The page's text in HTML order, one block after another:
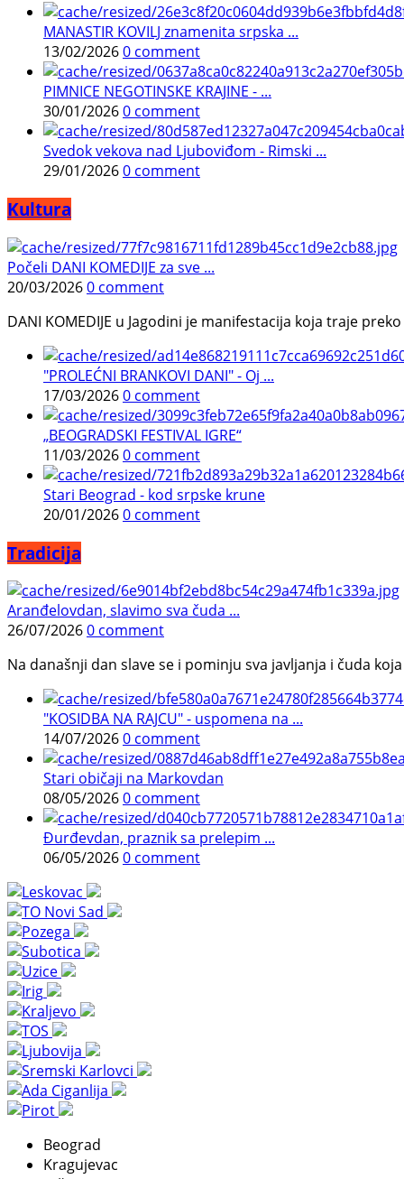
MANASTIR KOVILJ znamenita srpska ...
13/02/20260 comment
PIMNICE NEGOTINSKE KRAJINE - ...
30/01/20260 comment
Svedok vekova nad Ljuboviđom - Rimski ...
29/01/20260 comment
Kultura
Počeli DANI KOMEDIJE za sve ...
20/03/20260 comment
DANI KOMEDIJE u Jagodini je manifestacija koja traje
"PROLEĆNI BRANKOVI DANI" - Oj ...
17/03/20260 comment
„BEOGRADSKI FESTIVAL IGRE“
11/03/20260 comment
Stari Beograd - kod srpske krune
20/01/20260 comment
Tradicija
Aranđelovdan, slavimo sva čuda ...
26/07/20260 comment
Na današnji dan slave se i pominju sva javljanja i čuda
"KOSIDBA NA RAJCU" - uspomena na ...
14/07/20260 comment
Stari običaji na Markovdan
08/05/20260 comment
Đurđevdan, praznik sa prelepim ...
06/05/20260 comment
Beograd
Kragujevac